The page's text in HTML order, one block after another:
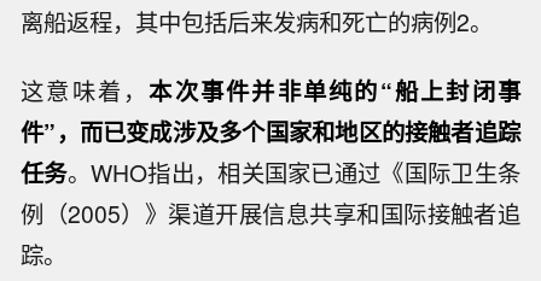
离船返程，其中包括后来发病和死亡的病例2。
这意味着，本次事件并非单纯的“船上封闭事
件”，而已变成涉及多个国家和地区的接触者追踪
任务。WHO指出，相关国家已通过《国际卫生条
例（2005）》渠道开展信息共享和国际接触者追
踪。